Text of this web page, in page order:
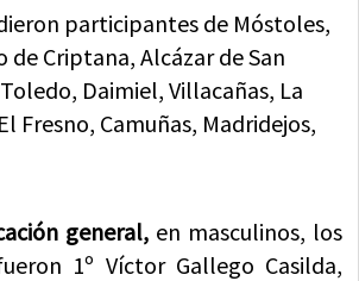
participantes de Móstoles,
de Criptana, Alcázar de San
Daimiel, Villacañas, La
Fresno, Camuñas, Madridejos,
general, en masculinos, los
1º Víctor Gallego Casilda,